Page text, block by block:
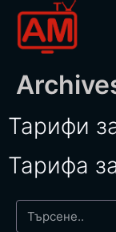
Тарифи
Тарифа